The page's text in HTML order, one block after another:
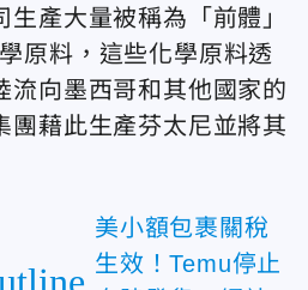
產大量被稱為「前體」
原料，這些化學原料透
流向墨西哥和其他國家的
團藉此生產芬太尼並將其
美小額包裹關稅
生效！Temu停止